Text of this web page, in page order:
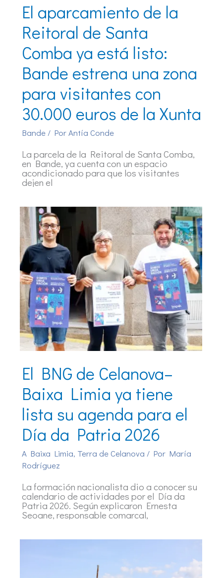
El aparcamiento de la
Reitoral de Santa
Comba ya está listo:
Bande estrena una zona
para visitantes con
30.000 euros de la Xunta
Bande/ PorAntía Conde
La parcela de la Reitoral de Santa Comba,
en Bande, ya cuenta con un espacio
acondicionado para que los visitantes
dejen el
El BNG de Celanova–
Baixa Limia ya tiene
lista su agenda para el
Día da Patria 2026
A Baixa Limia, Terra de Celanova / Por María
Rodríguez
La formación nacionalista dio a conocer su
calendario de actividades por el Día da
Patria 2026. Según explicaron Ernesta
Seoane, responsable comarcal,